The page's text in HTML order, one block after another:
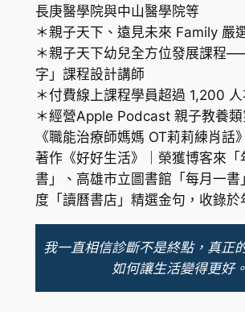
長庚醫學院與中山醫學院等
＊親子天下、遠見未來 Family 嚴
＊親子天下幼兒全方位發展課程
字」課程設計講師
＊付費線上課程學員超過 1,200 人
＊經營Apple Podcast 親子教養
《職能治療師媽媽 OT莉莉練肖話》
著作《好好生活》｜榮獲博客來「
書」、高雄市立圖書館「每月一
度「讀曆書店」精選金句，收錄於
我一直相信診斷不是終點，真
如何讓生活變得更好。